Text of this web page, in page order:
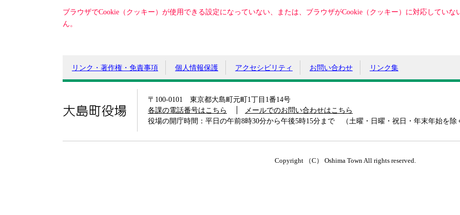
ブラウザでCookie（クッキー）が使用できる設定になっていない、または、ブラウザがCookie（クッキー）に対応してい
ん。
リンク・著作権・免責事項 個人情報保護 アクセシビリティ お問い合わせ リンク集
大島町役場
〒100-0101 東京都大島町元町1丁目1番14号
各課の電話番号はこちら
メールでのお問い合わせはこちら
役場の開庁時間：平日の午前8時30分から午後5時15分まで （土曜・日曜・祝日・年末年始を除
Copyright （C） Oshima Town All rights reserved.